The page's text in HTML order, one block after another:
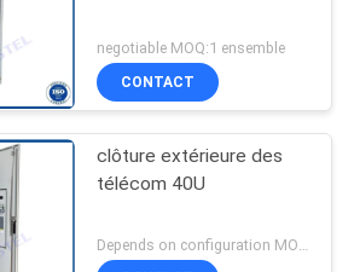
negotiable MOQ:1 ensemble
CONTACT
clôture extérieure des
télécom 40U